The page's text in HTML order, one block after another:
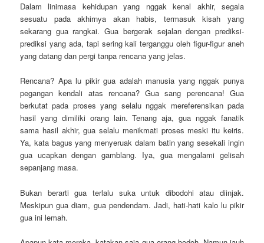
Dalam linimasa kehidupan yang nggak kenal akhir, segala
sesuatu pada akhirnya akan habis, termasuk kisah yang
sekarang gua rangkai. Gua bergerak sejalan dengan prediksi-
prediksi yang ada, tapi sering kali terganggu oleh figur-figur aneh
yang datang dan pergi tanpa rencana yang jelas.
Rencana? Apa lu pikir gua adalah manusia yang nggak punya
pegangan kendali atas rencana? Gua sang perencana! Gua
berkutat pada proses yang selalu nggak mereferensikan pada
hasil yang dimiliki orang lain. Tenang aja, gua nggak fanatik
sama hasil akhir, gua selalu menikmati proses meski itu keiris.
Ya, kata bagus yang menyeruak dalam batin yang sesekali ingin
gua ucapkan dengan gamblang. Iya, gua mengalami gelisah
sepanjang masa.
Bukan berarti gua terlalu suka untuk dibodohi atau diinjak.
Meskipun gua diam, gua pendendam. Jadi, hati-hati kalo lu pikir
gua ini lemah.